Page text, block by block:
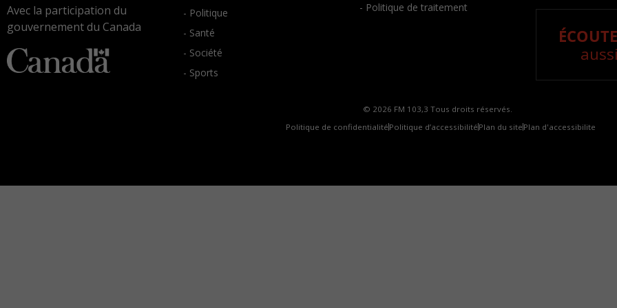
Avec la participation du
gouvernement du Canada
- Politique
- Santé
- Société
- Sports
- Politique de traitement
© 2026 FM 103,3 Tous droits réservés.
Politique de confidentialité Politique d’accessibilité Plan du site Plan d'accessibilite